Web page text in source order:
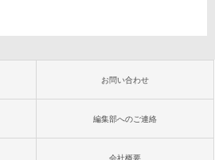
お問い合わせ
編集部へのご連絡
会社概要